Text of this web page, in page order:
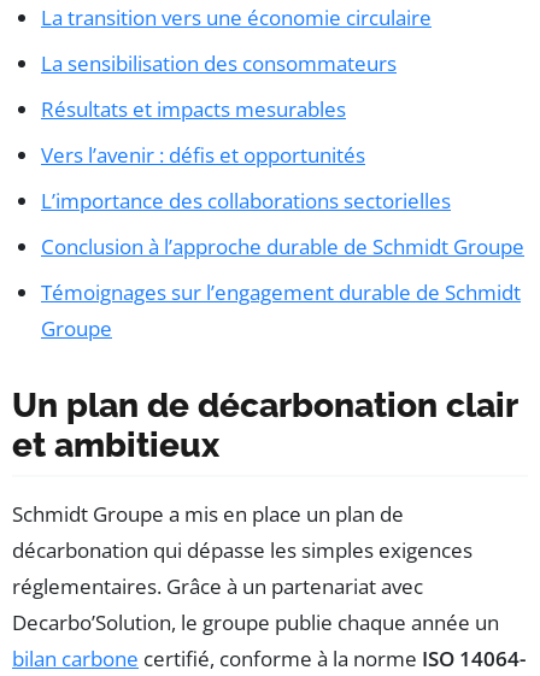
La transition vers une économie circulaire
La sensibilisation des consommateurs
Résultats et impacts mesurables
Vers l’avenir : défis et opportunités
L’importance des collaborations sectorielles
Conclusion à l’approche durable de Schmidt Groupe
Témoignages sur l’engagement durable de Schmidt
Groupe
Un plan de décarbonation clair
et ambitieux
Schmidt Groupe a mis en place un plan de
décarbonation qui dépasse les simples exigences
réglementaires. Grâce à un partenariat avec
Decarbo’Solution, le groupe publie chaque année un
bilan carbone certifié, conforme à la norme ISO 14064-